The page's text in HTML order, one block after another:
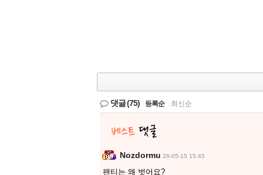
댓글(75) 등록순 최신순
Nozdormu 26-05-15 15:45
팬티는 왜 벗어요?